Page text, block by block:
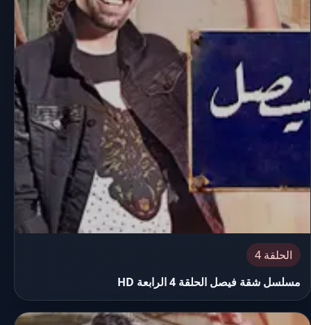
الحلقة 4
مسلسل شقة فيصل الحلقة 4 الرابعة HD